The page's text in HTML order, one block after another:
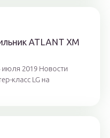
ATLANT ХМ
июля 2019 Новости
класс LG на